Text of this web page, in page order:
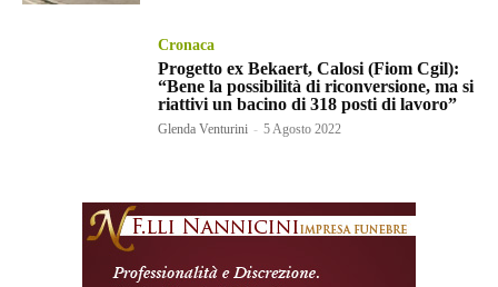
Cronaca
Progetto ex Bekaert, Calosi (Fiom Cgil):
“Bene la possibilità di riconversione, ma si
riattivi un bacino di 318 posti di lavoro”
Glenda Venturini - 5 Agosto 2022